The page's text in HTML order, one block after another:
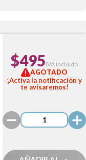
$495IVA incluido
AGOTADO
¡Activa la notificación y
te avisaremos!